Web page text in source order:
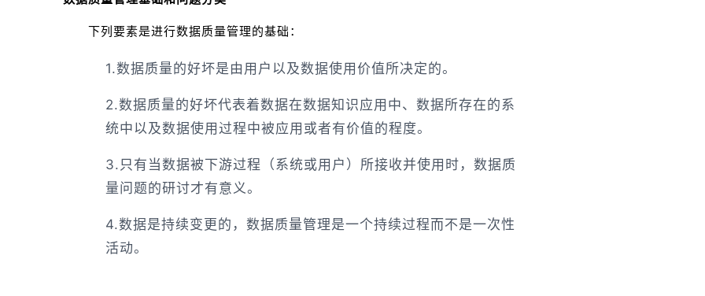
下列要素是进行数据质量管理的基础：
1.数据质量的好坏是由用户以及数据使用价值所决定的。
2.数据质量的好坏代表着数据在数据知识应用中、数据所存在的系
统中以及数据使用过程中被应用或者有价值的程度。
3.只有当数据被下游过程（系统或用户）所接收并使用时，数据质
量问题的研讨才有意义。
4.数据是持续变更的，数据质量管理是一个持续过程而不是一次性
活动。